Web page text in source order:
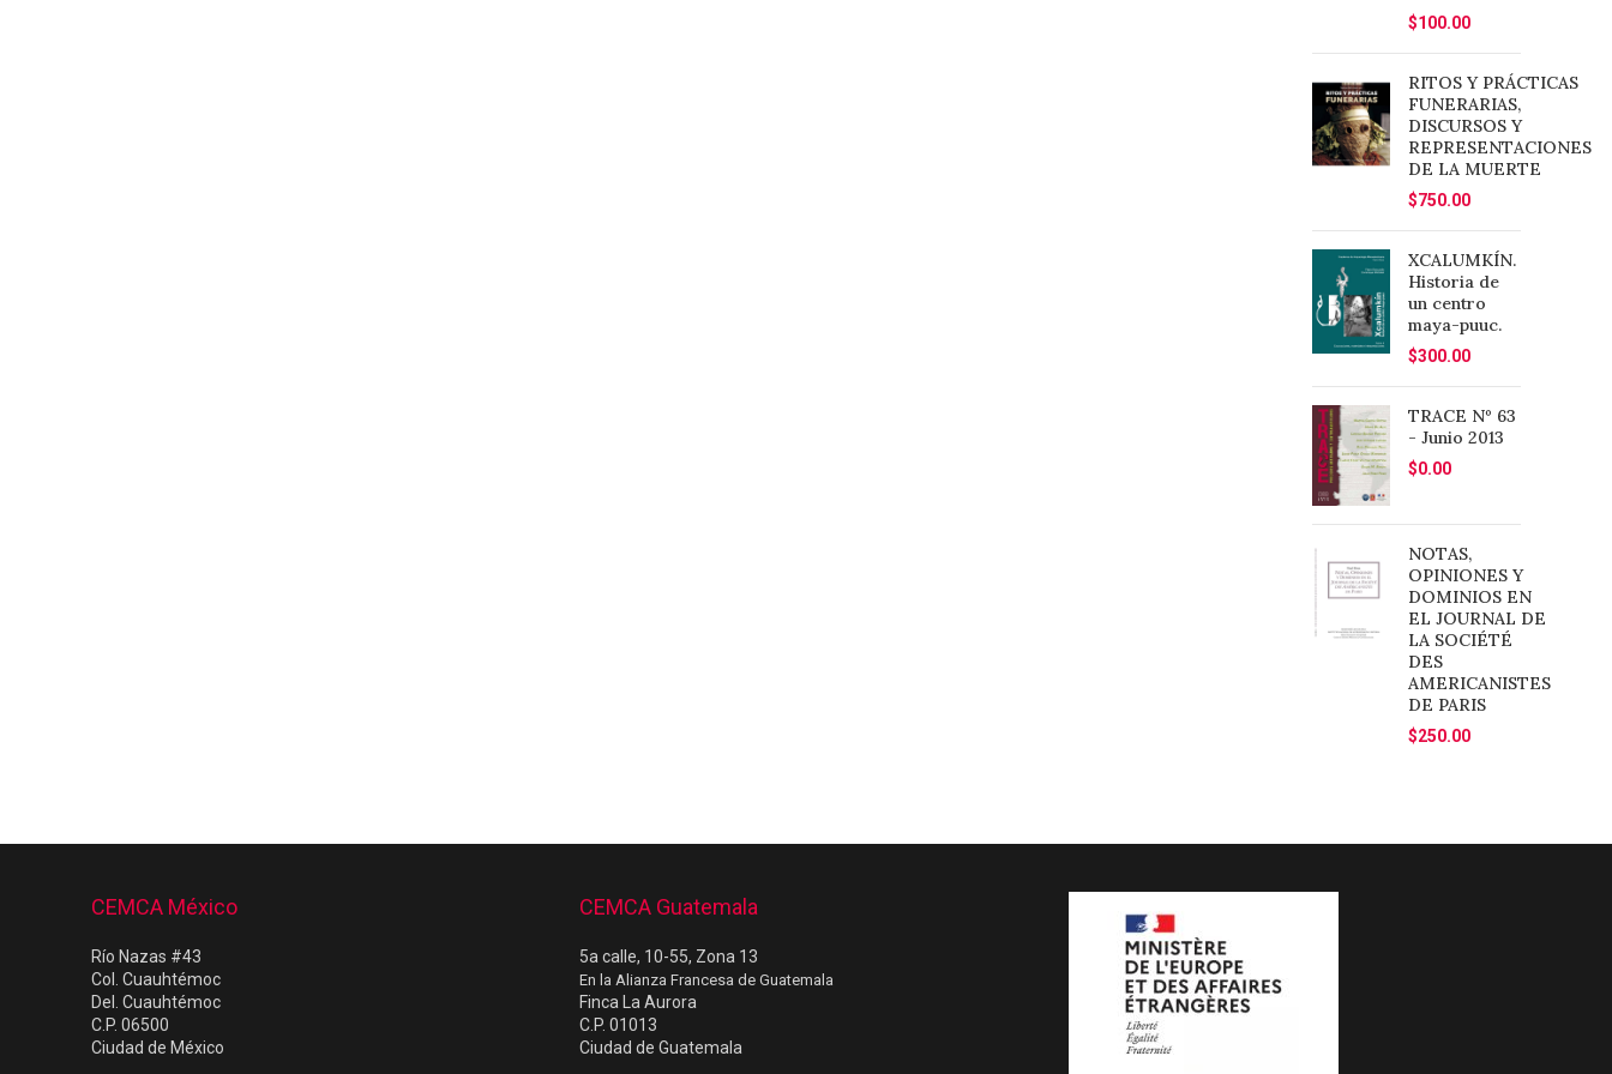
$100.00
RITOS Y PRÁCTICAS
FUNERARIAS,
DISCURSOS Y
REPRESENTACIONES
DE LA MUERTE
$750.00
XCALUMKÍN.
Historia de
un centro
maya-puuc.
$300.00
TRACE Nº 63
- Junio 2013
$0.00
NOTAS,
OPINIONES Y
DOMINIOS EN
EL JOURNAL DE
LA SOCIÉTÉ
DES
AMERICANISTES
DE PARIS
$250.00
CEMCA México
Río Nazas #43
Col. Cuauhtémoc
Del. Cuauhtémoc
C.P. 06500
Ciudad de México
CEMCA Guatemala
5a calle, 10-55, Zona 13
En la Alianza Francesa de Guatemala
Finca La Aurora
C.P. 01013
Ciudad de Guatemala